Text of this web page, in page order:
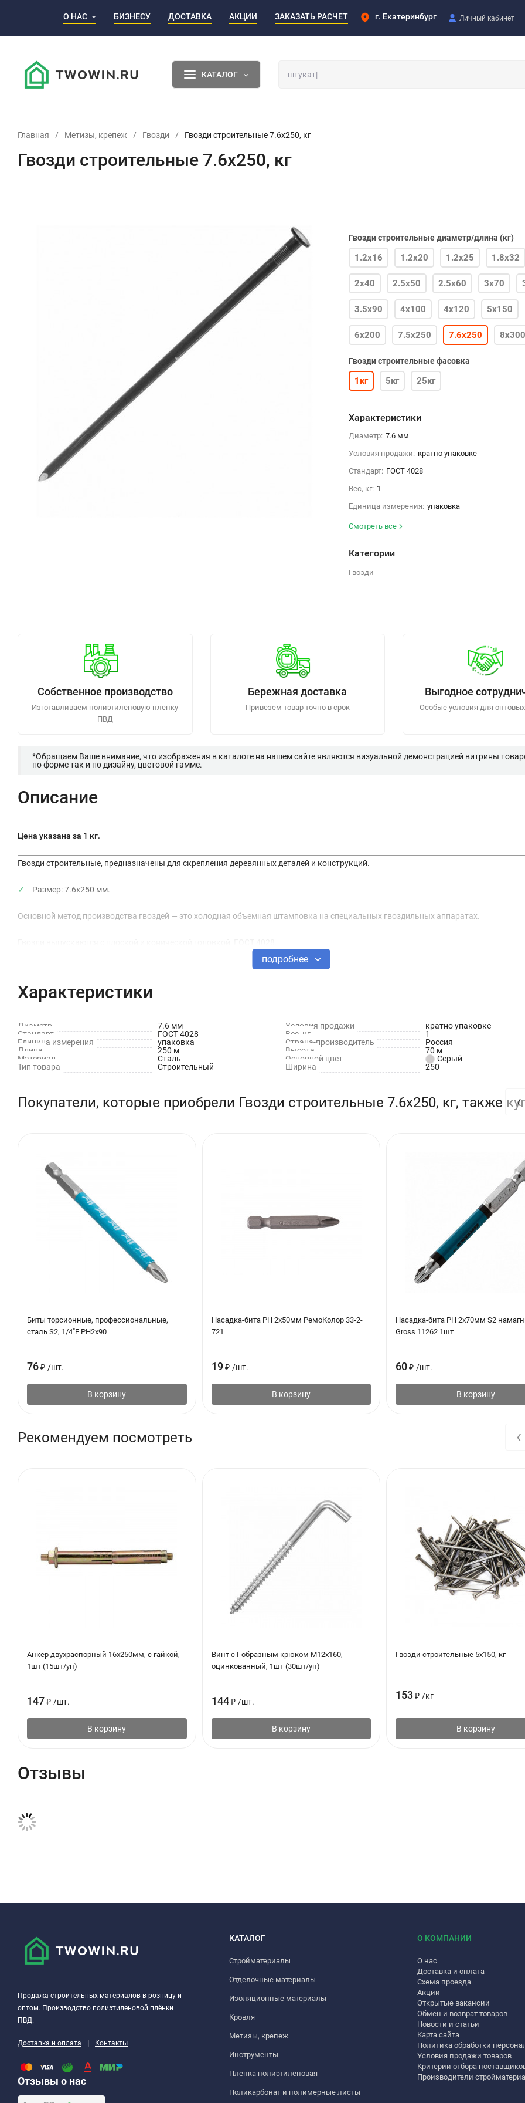
О НАС БИЗНЕСУ ДОСТАВКА АКЦИИ ЗАКАЗАТЬ РАСЧЕТ г. Екатеринбург Личный кабинет
КАТАЛОГ
Главная / Метизы, крепеж / Гвозди / Гвозди строительные 7.6х250, кг
Гвозди строительные 7.6х250, кг
Гвозди строительные диаметр/длина (кг)
1.2х16 1.2х20 1.2х25 1.8х32
2х40 2.5х50 2.5х60 3х70
3.5х90 4х100 4х120 5х150
6х200 7.5х250 7.6х250 8х300
8.8х300
Гвозди строительные фасовка
1кг 5кг 25кг
Характеристики
Диаметр: 7.6 мм
Условия продажи: кратно упаковке
Стандарт: ГОСТ 4028
Вес, кг: 1
Единица измерения: упаковка
Смотреть все
Категории
Гвозди
Собственное производство
Изготавливаем полиэтиленовую пленку
ПВД
Бережная доставка
Привезем товар точно в срок
Выгодное
Особые условия для
*Обращаем Ваше внимание, что изображения в каталоге на нашем сайте являются визуальной демонстрацией витрины
по форме так и по дизайну, цветовой гамме.
Описание
Цена указана за 1 кг.
Гвозди строительные, предназначены для скрепления деревянных деталей и конструкций.
Размер: 7.6х250 мм.
Основной метод производства гвоздей — это холодная объемная штамповка на специальных гвоздильных аппаратах.
подробнее
Характеристики
Диаметр 7.6 мм Условия продажи
кратно упаковке
Стандарт
ГОСТ 4028 Вес, кг
1
Единица измерения
упаковка Страна-производитель
Россия
Длина
250 м Высота
70 м
Материал
Сталь Основной цвет
Серый
Тип товара
Строительный Ширина 250
Покупатели, которые приобрели Гвозди строительные 7.6х250, кг, также
Биты торсионные, профессиональные,
сталь S2, 1/4"E PH2х90
76₽ /шт.
В корзину
Насадка-бита PH 2х50мм РемоКолор 33-2-
721
19 ₽ /шт.
В корзину
Насадка-бита PH 2х70мм S2
Gross 11262 1шт
60 ₽ /шт.
В корзину
‹
Рекомендуем посмотреть
Анкер двухраспорный 16х250мм, с гайкой,
1шт (15шт/уп)
147₽ /шт.
В корзину
Винт с Г-образным крюком М12х160,
оцинкованный, 1шт (30шт/уп)
144 ₽ /шт.
В корзину
Гвозди строительные 5х150, кг
153 ₽ /кг
В корзину
‹
Отзывы
Продажа строительных материалов в розницу и
оптом. Производство полиэтиленовой плёнки
ПВД.
Доставка и оплата | Контакты
Отзывы о нас
КАТАЛОГ
Стройматериалы
Отделочные материалы
Изоляционные материалы
Кровля
Метизы, крепеж
Инструменты
Пленка полиэтиленовая
Поликарбонат и полимерные листы
О КОМПАНИИ
О нас
Доставка и оплата
Схема проезда
Акции
Открытые вакансии
Обмен и возврат товаров
Новости и статьи
Карта сайта
Политика обработки
Условия продажи товаров
Критерии отбора
Производители